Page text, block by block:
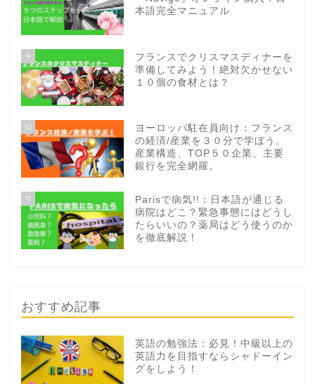
本語完全マニュアル
9
フランスでクリスマスディナーを
準備してみよう！絶対欠かせない
１０個の食材とは？
10
ヨーロッパ駐在員向け：フランス
の経済/産業を３０分で学ぼう。
産業構造、TOP５０企業、主要
銀行を完全網羅。
11
Parisで病気!!：日本語が通じる
病院はどこ？緊急事態にはどうし
たらいいの？薬局はどう使うのか
を徹底解説！
おすすめ記事
英語の勉強法：必見！中級以上の
英語力を目指すならシャドーイン
グをしよう！